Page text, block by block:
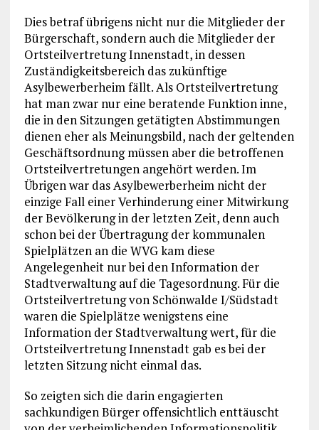
Dies betraf übrigens nicht nur die Mitglieder der
Bürgerschaft, sondern auch die Mitglieder der
Ortsteilvertretung Innenstadt, in dessen
Zuständigkeitsbereich das zukünftige
Asylbewerberheim fällt. Als Ortsteilvertretung
hat man zwar nur eine beratende Funktion inne,
die in den Sitzungen getätigten Abstimmungen
dienen eher als Meinungsbild, nach der geltenden
Geschäftsordnung müssen aber die betroffenen
Ortsteilvertretungen angehört werden. Im
Übrigen war das Asylbewerberheim nicht der
einzige Fall einer Verhinderung einer Mitwirkung
der Bevölkerung in der letzten Zeit, denn auch
schon bei der Übertragung der kommunalen
Spielplätzen an die WVG kam diese
Angelegenheit nur bei den Information der
Stadtverwaltung auf die Tagesordnung. Für die
Ortsteilvertretung von Schönwalde I/Südstadt
waren die Spielplätze wenigstens eine
Information der Stadtverwaltung wert, für die
Ortsteilvertretung Innenstadt gab es bei der
letzten Sitzung nicht einmal das.
So zeigten sich die darin engagierten
sachkundigen Bürger offensichtlich enttäuscht